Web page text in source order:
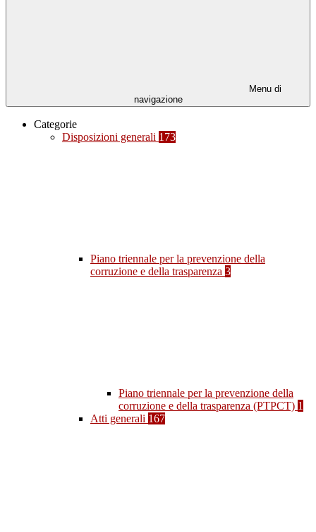
Menu di
navigazione
Categorie
Disposizioni generali 173
Piano triennale per la prevenzione della
corruzione e della trasparenza 3
Piano triennale per la prevenzione della
corruzione e della trasparenza (PTPCT) 1
Atti generali 167